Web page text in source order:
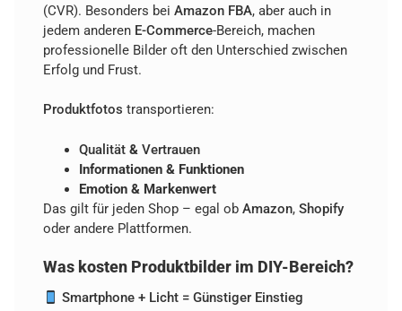
(CVR). Besonders bei Amazon FBA, aber auch in
jedem anderen E-Commerce-Bereich, machen
professionelle Bilder oft den Unterschied zwischen
Erfolg und Frust.
Produktfotos transportieren:
Qualität & Vertrauen
Informationen & Funktionen
Emotion & Markenwert
Das gilt für jeden Shop – egal ob Amazon, Shopify
oder andere Plattformen.
Was kosten Produktbilder im DIY-Bereich?
Smartphone + Licht = Günstiger Einstieg